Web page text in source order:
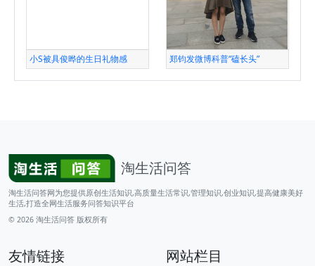
小S被具俊晔的生日礼物感 郑钧发微博科普“磕长头”
淘生活问答
淘生活问答网为您提供原创生活知识,高质量生活常识,管理知识,创业知识,提高健康美好
生活,打造全网生活服务问答知识平台
© 2026 淘生活问答 版权所有
友情链接 网站栏目